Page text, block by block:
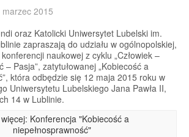
2015
oraz Katolicki Uniwersytet Lubelski im.
zapraszają do udziału w ogólnopolskiej,
naukowej z cyklu „Człowiek –
– Pasja”, zatytułowanej „Kobiecość a
która odbędzie się 12 maja 2015 roku w
Uniwersytetu Lubelskiego Jana Pawła II,
14 w Lublinie.
Konferencja "Kobiecość a
niepełnosprawność"